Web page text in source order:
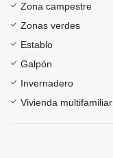
Zona campestre
Zonas verdes
Establo
Galpón
Invernadero
Vivienda multifamiliar